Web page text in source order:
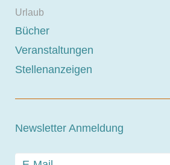
Urlaub
Bücher
Veranstaltungen
Stellenanzeigen
Newsletter Anmeldung